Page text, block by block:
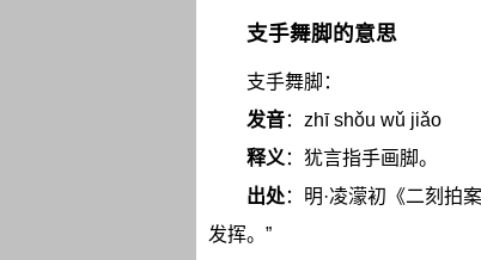
支手舞脚的意思
支手舞脚：
发音：zhī shǒu wǔ jiǎo
释义：犹言指手画脚。
出处：明·凌濛初《二刻拍
发挥。”